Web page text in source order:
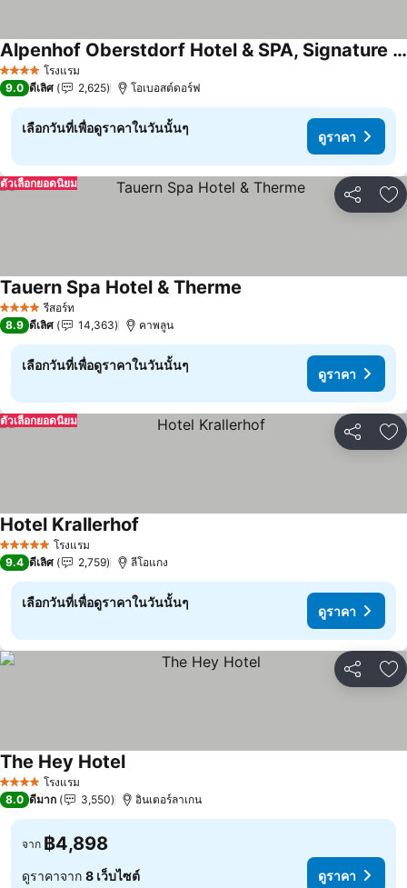
4 ดาว โรงแรม
Alpenhof Oberstdorf Hotel & SPA, Signature Collection by BW
ดูราคา
9.0 ดีเลิศ 2,625 โอเบอสต์ดอร์ฟ
เลือกวันที่เพื่อดูราคาในวันนั้นๆ
ดูราคา
แชร์ เ
ตัวเลือกยอดนิยม
4 ดาว รีสอร์ท
Tauern Spa Hotel & Therme
8.9 ดีเลิศ 14,363 คาพลูน
เลือกวันที่เพื่อดูราคาในวันนั้นๆ
ดูราคา
แชร์ เ
ตัวเลือกยอดนิยม
5 ดาว โรงแรม
Hotel Krallerhof
9.4 ดีเลิศ 2,759 ลีโอแกง
เลือกวันที่เพื่อดูราคาในวันนั้นๆ
ดูราคา
แชร์ เ
4 ดาว โรงแรม
The Hey Hotelดูราคา
8.0 ดีมาก 3,550 อินเตอร์ลาเกน
จาก ฿4,898
ดูราคาจาก 8 เว็บไซต์ ดูราคา